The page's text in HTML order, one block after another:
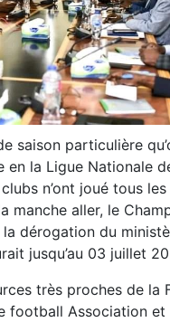
saison particulière
en la Ligue Nationale
n’ont joué tous
manche aller, le
dérogation du
jusqu’au 03 juillet
très proches de la
football Association